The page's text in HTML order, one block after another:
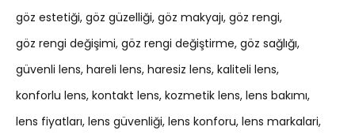
göz estetiği göz güzelliği göz makyajı göz rengi
göz rengi değişimi göz rengi değiştirme göz sağlığı
güvenli lens hareli lens haresiz lens kaliteli lens
konforlu lens kontakt lens kozmetik lens lens bakımı
lens fiyatları lens güvenliği lens konforu lens markalari